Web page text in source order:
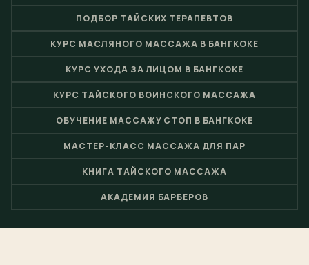
ПОДБОР ТАЙСКИХ ТЕРАПЕВТОВ
КУРС МАСЛЯНОГО МАССАЖА В БАНГКОКЕ
КУРС УХОДА ЗА ЛИЦОМ В БАНГКОКЕ
КУРС ТАЙСКОГО ВОИНСКОГО МАССАЖА
ОБУЧЕНИЕ МАССАЖУ СТОП В БАНГКОКЕ
МАСТЕР-КЛАСС МАССАЖА ДЛЯ ПАР
КНИГА ТАЙСКОГО МАССАЖА
АКАДЕМИЯ БАРБЕРОВ